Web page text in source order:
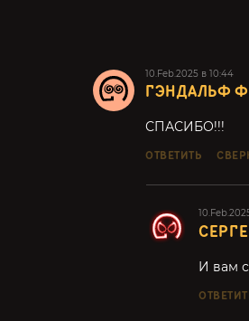
10.Feb.2025 в 10:44
ГЭНДАЛЬФ
СПАСИБО!!!
ОТВЕТИТЬ
И вам